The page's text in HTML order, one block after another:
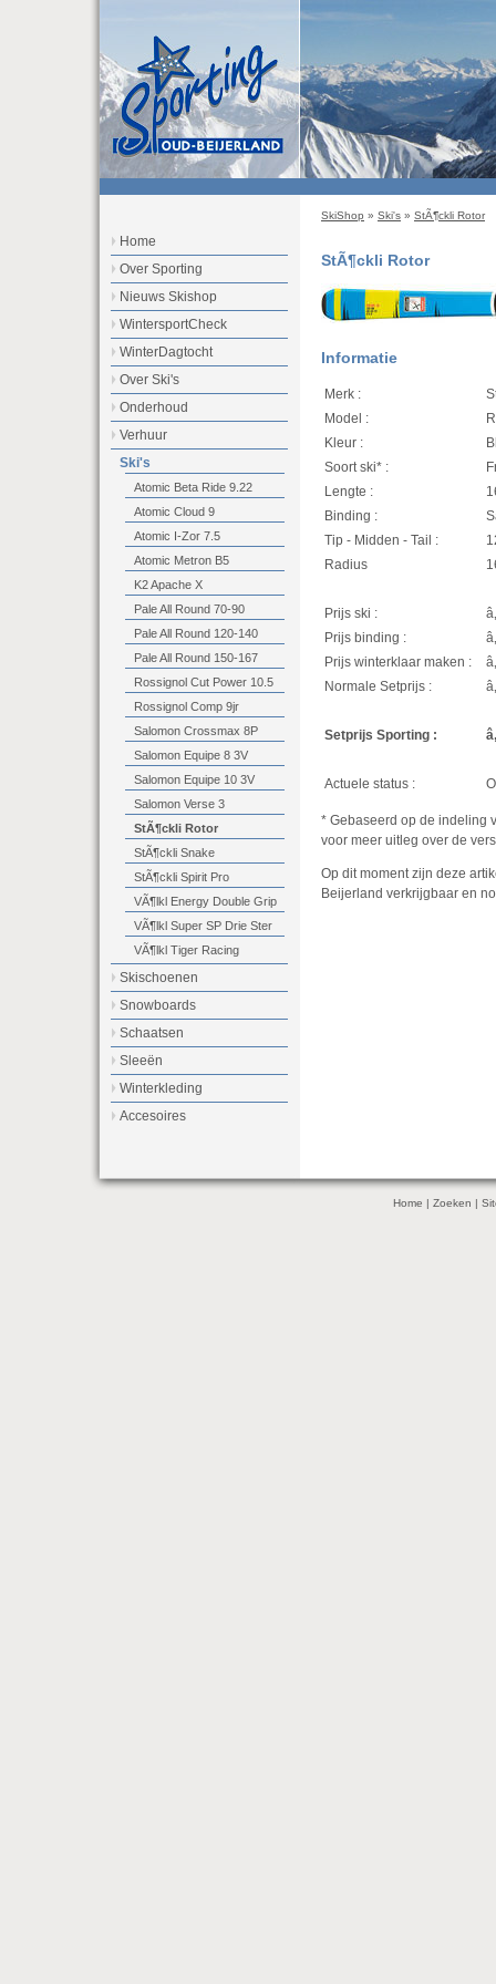
SkiShop » Ski's » StÃ¶ckli Rotor
StÃ¶ckli Rotor
Informatie
Merk :
Model :
Kleur :
Soort ski* :
Lengte :
Binding :
Tip - Midden - Tail :
Radius
Prijs ski :
Prijs binding :
Prijs winterklaar maken :
Normale Setprijs :
Setprijs Sporting :
Actuele status :
* Gebaseerd op de indeling
voor meer uitleg over de
Op dit moment zijn deze
Beijerland verkrijgbaar en
Home
Over Sporting
Nieuws Skishop
WintersportCheck
WinterDagtocht
Over Ski's
Onderhoud
Verhuur
Ski's
Atomic Beta Ride 9.22
Atomic Cloud 9
Atomic I-Zor 7.5
Atomic Metron B5
K2 Apache X
Pale All Round 70-90
Pale All Round 120-140
Pale All Round 150-167
Rossignol Cut Power 10.5
Rossignol Comp 9jr
Salomon Crossmax 8P
Salomon Equipe 8 3V
Salomon Equipe 10 3V
Salomon Verse 3
StÃ¶ckli Rotor
StÃ¶ckli Snake
StÃ¶ckli Spirit Pro
VÃ¶lkl Energy Double Grip
VÃ¶lkl Super SP Drie Ster
VÃ¶lkl Tiger Racing
Skischoenen
Snowboards
Schaatsen
Sleeën
Winterkleding
Accesoires
Home | Zoeken |